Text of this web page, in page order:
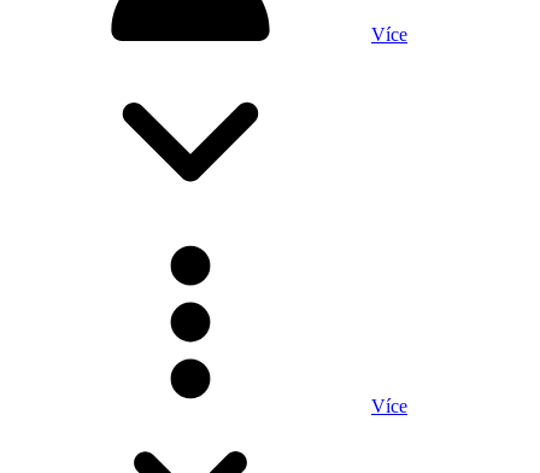
Více
Více